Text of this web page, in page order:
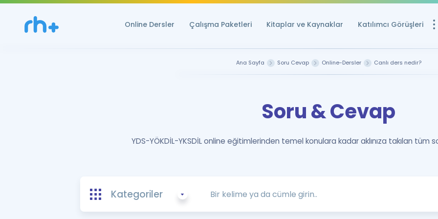
Online Dersler Çalışma Paketleri Kitaplar ve Kaynaklar Katılımcı Görüşleri
Ücretsiz
YDS ve YÖKDİL
YDS ve YÖKDİL
Tüm ÖSYM
Ana Sayfa Soru Cevap Online-Dersler Canlı ders nedir?
Soru & Cevap
YDS-YÖKDİL-YKSDİL online eğitimlerinden temel konulara kadar aklınıza takılan tüm
Kategoriler